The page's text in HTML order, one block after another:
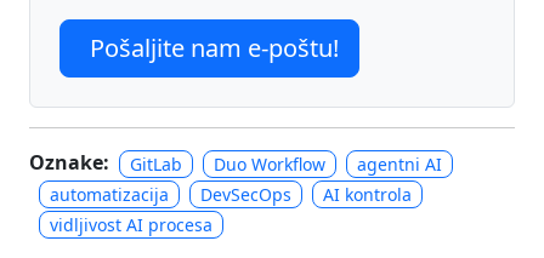
Pošaljite nam e-poštu!
Oznake: GitLab Duo Workflow
agentni AI
automatizacija
DevSecOps
AI kontrola
vidljivost AI procesa